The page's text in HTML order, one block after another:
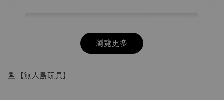
瀏覽更多
🏝【無人島玩具】